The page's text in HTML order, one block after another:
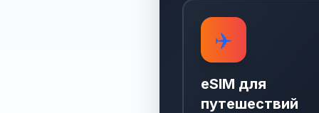
✈️
eSIM для
путешествий